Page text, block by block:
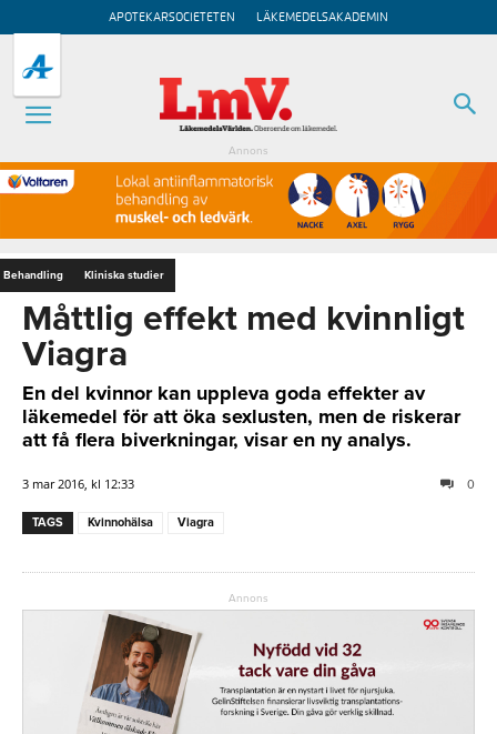
APOTEKARSOCIETETEN LÄKEMEDELSAKADEMIN
Annons
Behandling Kliniska studier
Måttlig effekt med kvinnligt
Viagra
En del kvinnor kan uppleva goda effekter av
läkemedel för att öka sexlusten, men de riskerar
att få flera biverkningar, visar en ny analys.
3 mar 2016, kl 12:33 0
TAGS Kvinnohälsa Viagra
Annons